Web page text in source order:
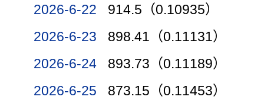
2026-6-22
914.5（0.10935）
2026-6-23
898.41（0.11131）
2026-6-24
893.73（0.11189）
2026-6-25
873.15（0.11453）